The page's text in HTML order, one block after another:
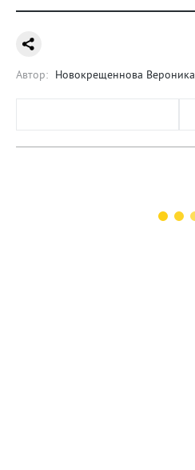
Автор: Новокрещеннова Вероника